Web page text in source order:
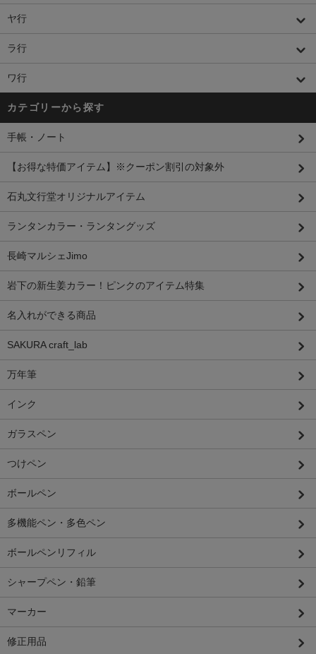
ヤ行
ラ行
ワ行
カテゴリーから探す
手帳・ノート
【お得な特価アイテム】※クーポン割引の対象外
石丸文行堂オリジナルアイテム
ランタンカラー・ランタングッズ
長崎マルシェJimo
岩下の新生姜カラー！ピンクのアイテム特集
名入れができる商品
SAKURA craft_lab
万年筆
インク
ガラスペン
つけペン
ボールペン
多機能ペン・多色ペン
ボールペンリフィル
シャープペン・鉛筆
マーカー
修正用品